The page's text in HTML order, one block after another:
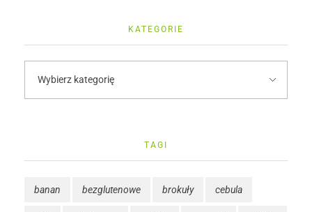
KATEGORIE
TAGI
banan bezglutenowe brokuły cebula